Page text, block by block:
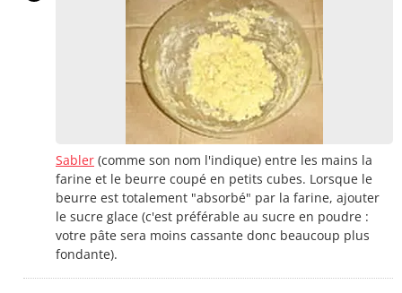
Sabler (comme son nom l'indique) entre les mains la
farine et le beurre coupé en petits cubes. Lorsque le
beurre est totalement "absorbé" par la farine, ajouter
le sucre glace (c'est préférable au sucre en poudre :
votre pâte sera moins cassante donc beaucoup plus
fondante).